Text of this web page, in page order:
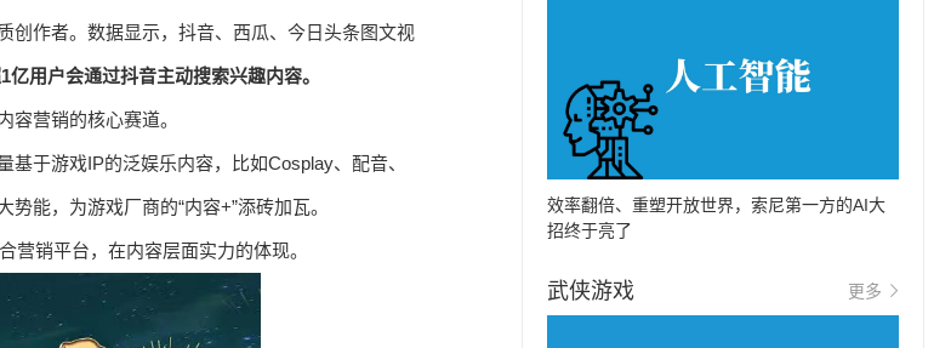
创作者。数据显示，抖⾳、西瓜、今日头条图文视
用户会通过抖音主动搜索兴趣内容。
营销的核心赛道。
于游戏IP的泛娱乐内容，比如Cosplay、配音、
能，为游戏厂商的“内容+”添砖加瓦。
营销平台，在内容层面实力的体现。
效率翻倍、重塑开放世界，索尼第一方的AI大
招终于亮了
武侠游戏 更多